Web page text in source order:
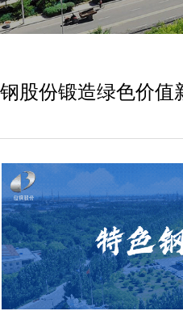
股份锻造绿色价值